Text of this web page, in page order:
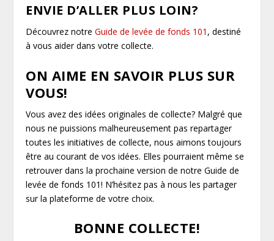
ENVIE D’ALLER PLUS LOIN?
Découvrez notreGuide de levée de fonds 101 , destiné
à vous aider dans votre collecte.
ON AIME EN SAVOIR PLUS SUR
VOUS!
Vous avez des idées originales de collecte? Malgré que
nous ne puissions malheureusement pas repartager
toutes les initiatives de collecte, nous aimons toujours
être au courant de vos idées. Elles pourraient même se
retrouver dans la prochaine version de notre Guide de
levée de fonds 101! N’hésitez pas à nous les partager
sur la plateforme de votre choix.
BONNE COLLECTE!